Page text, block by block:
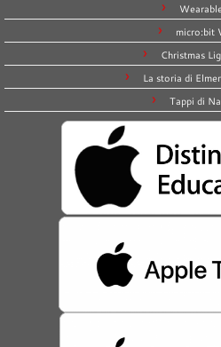
micro:bit
Christmas
La storia di
Tappi di